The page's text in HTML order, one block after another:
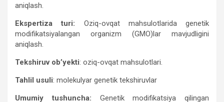
aniqlash.
Ekspertiza turi: Oziq-ovqat mahsulotlarida genetik
modifikatsiyalangan organizm (GMO)lar mavjudligini
aniqlash.
Tekshiruv ob’yekti: oziq-ovqat mahsulotlari.
Tahlil usuli: molekulyar genetik tekshiruvlar
Umumiy tushuncha: Genetik modifikatsiya qilingan